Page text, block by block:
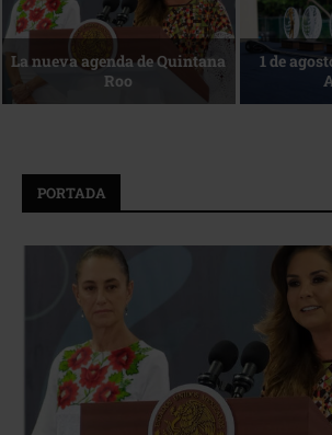
Reconocimiento de viajeros La
PORTADA